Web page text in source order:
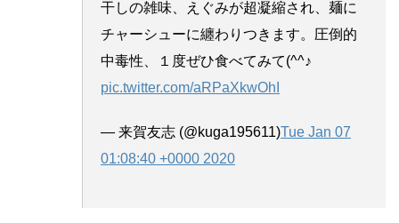
干しの雑味、えぐみが超凝縮され、麺に
チャーシューに纏わりつきます。圧倒的
中毒性、１度ぜひ食べてみて(^^♪
pic.twitter.com/aRPaXkwOhI
— 来賀友志 (@kuga195611)Tue Jan 07
01:08:40 +0000 2020